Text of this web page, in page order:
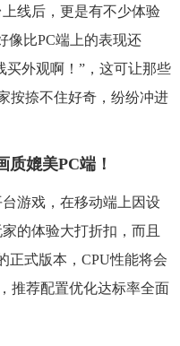
线后，更是有不少体验
像比PC端上的表现还
买外观啊！”，这可让那些
按捺不住好奇，纷纷冲进
质媲美PC端！
游戏，在移动端上因设
的体验大打折扣，而且
正式版本，CPU性能将会
推荐配置优化达标率全面